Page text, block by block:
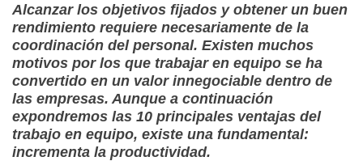
Alcanzar los objetivos fijados y obtener un buen
rendimiento requiere necesariamente de la
coordinación del personal. Existen muchos
motivos por los que trabajar en equipo se ha
convertido en un valor innegociable dentro de
las empresas. Aunque a continuación
expondremos las 10 principales ventajas del
trabajo en equipo, existe una fundamental:
incrementa la productividad.